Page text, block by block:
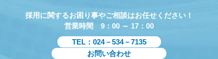
採用に関するお困り事やご相談はお任せください！
営業時間 9：00 ～ 17：00
TEL：024－534－7135
お問い合わせ